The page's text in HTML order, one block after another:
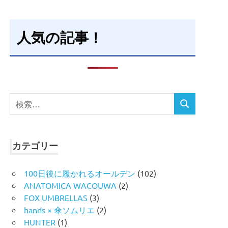
人気の記事！
検
索
検
カテゴリー
100日後に履かれるオールデン (102)
ANATOMICA WACOUWA (2)
FOX UMBRELLAS (3)
hands × 傘ソムリエ (2)
HUNTER (1)